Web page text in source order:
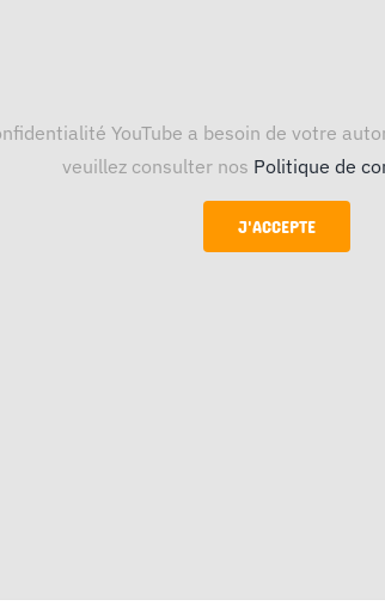
YouTube a besoin de votre
veuillez consulter nos Politique de
J'ACCEPTE